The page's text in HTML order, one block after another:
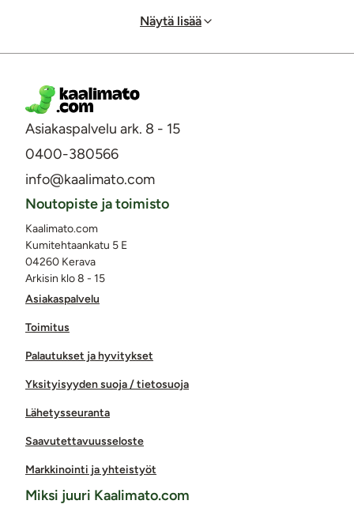
Näytä lisää
Asiakaspalvelu ark. 8 - 15
0400-380566
info@kaalimato.com
Asiakaspalvelu
Toimitus
Palautukset ja hyvitykset
Yksityisyyden suoja / tietosuoja
Lähetysseuranta
Saavutettavuusseloste
Markkinointi ja yhteistyöt
Noutopiste ja toimisto
Kaalimato.com
Kumitehtaankatu 5 E
04260 Kerava
Arkisin klo 8 - 15
Miksi juuri Kaalimato.com